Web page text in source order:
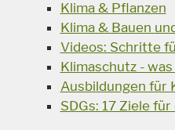
Klima & Pflanzen
Klima & Bauen
Videos: Schritte
Klimaschutz -
Ausbildungen für
SDGs: 17 Ziele